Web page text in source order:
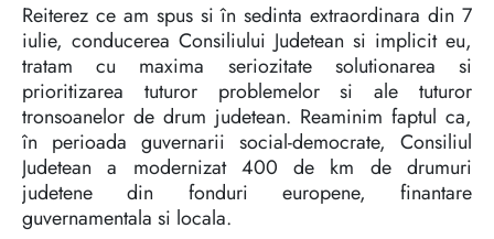
Reiterez ce am spus si în sedinta extraordinara din 7
iulie, conducerea Consiliului Judetean si implicit eu,
tratam cu maxima seriozitate solutionarea si
prioritizarea tuturor problemelor si ale tuturor
tronsoanelor de drum judetean. Reaminim faptul ca,
în perioada guvernarii social-democrate, Consiliul
Judetean a modernizat 400 de km de drumuri
judetene din fonduri europene, finantare
guvernamentala si locala.